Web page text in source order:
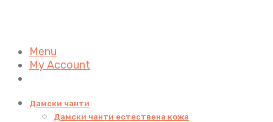
Menu
My Account
Дамски чанти
Дамски чанти естествена кожа